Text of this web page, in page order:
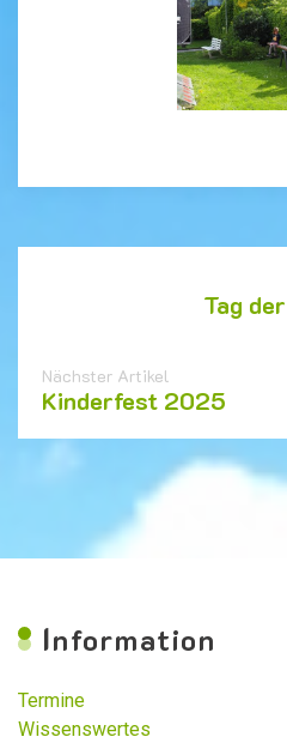
Tag
Nächster Artikel
Kinderfest 2025
Information
Termine
Wissenswertes